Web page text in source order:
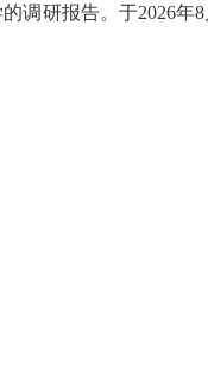
调研报告。于2026年8